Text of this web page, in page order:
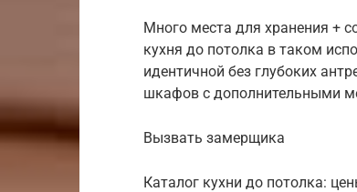
Много места для хранения +
кухня до потолка в таком
идентичной без глубоких
шкафов с дополнительными
Вызвать замерщика
Каталог кухни до потолка: